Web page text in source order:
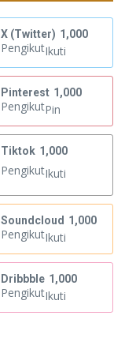
X (Twitter) 1,000
PengikutIkuti
Pinterest 1,000
PengikutPin
Tiktok 1,000
PengikutIkuti
Soundcloud 1,000
PengikutIkuti
Dribbble 1,000
PengikutIkuti